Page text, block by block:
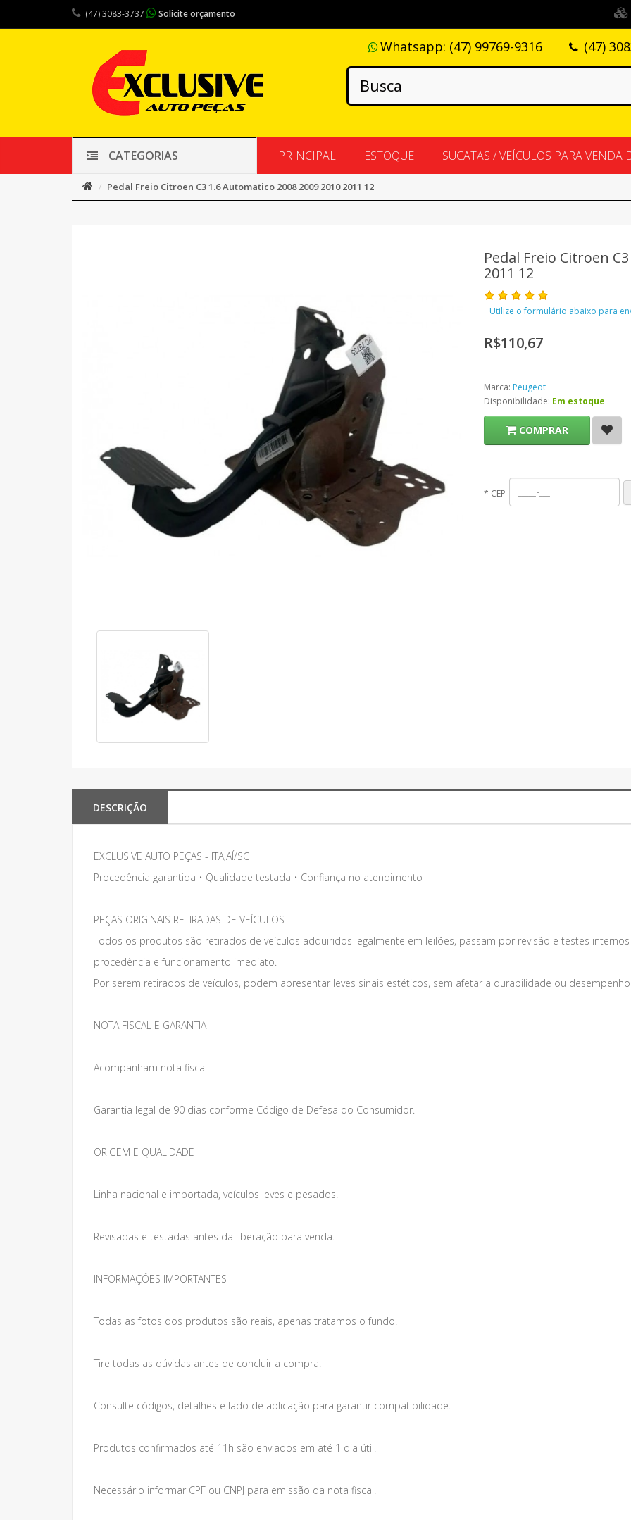
(47) 3083-3737 Solicite orçamento
Whatsapp: (47) 99769-9316 (47)
CATEGORIAS PRINCIPAL ESTOQUE SUCATAS / VEÍCULOS PARA VENDA
Pedal Freio Citroen C3 1.6 Automatico 2008 2009 2010 2011 12
Pedal Freio Citroen
2011 12
Utilize o formulário abaixo para
R$110,67
Marca: Peugeot
Disponibilidade: Em estoque
COMPRAR
* CEP
DESCRIÇÃO
EXCLUSIVE AUTO PEÇAS - ITAJAÍ/SC
Procedência garantida • Qualidade testada • Confiança no atendimento
PEÇAS ORIGINAIS RETIRADAS DE VEÍCULOS
Todos os produtos são retirados de veículos adquiridos legalmente em leilões, passam por revisão e testes
procedência e funcionamento imediato.
Por serem retirados de veículos, podem apresentar leves sinais estéticos, sem afetar a durabilidade ou
NOTA FISCAL E GARANTIA
Acompanham nota fiscal.
Garantia legal de 90 dias conforme Código de Defesa do Consumidor.
ORIGEM E QUALIDADE
Linha nacional e importada, veículos leves e pesados.
Revisadas e testadas antes da liberação para venda.
INFORMAÇÕES IMPORTANTES
Todas as fotos dos produtos são reais, apenas tratamos o fundo.
Tire todas as dúvidas antes de concluir a compra.
Consulte códigos, detalhes e lado de aplicação para garantir compatibilidade.
Produtos confirmados até 11h são enviados em até 1 dia útil.
Necessário informar CPF ou CNPJ para emissão da nota fiscal.